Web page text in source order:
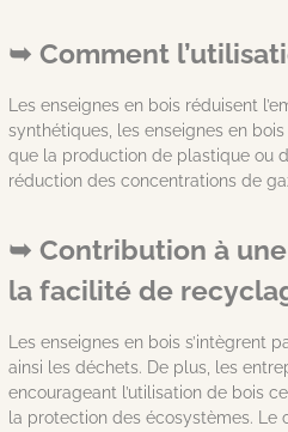
Comment
Les enseignes en bois réduisent
synthétiques, les enseignes en
que la production de plastique ou
réduction des concentrations de
Contribution à
la facilité de
Les enseignes en bois s’intègrent
ainsi les déchets. De plus, les
encourageant l’utilisation de bois
la protection des écosystèmes. Le